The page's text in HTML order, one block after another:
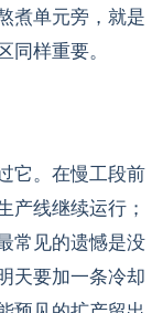
煮单元旁，就是
样重要。
它。在慢工段前
产线继续运行；
常见的遗憾是没
天要加一条冷却